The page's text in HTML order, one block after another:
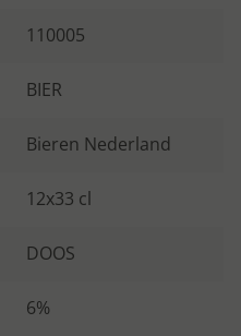
110005
BIER
Bieren Nederland
12x33 cl
DOOS
6%